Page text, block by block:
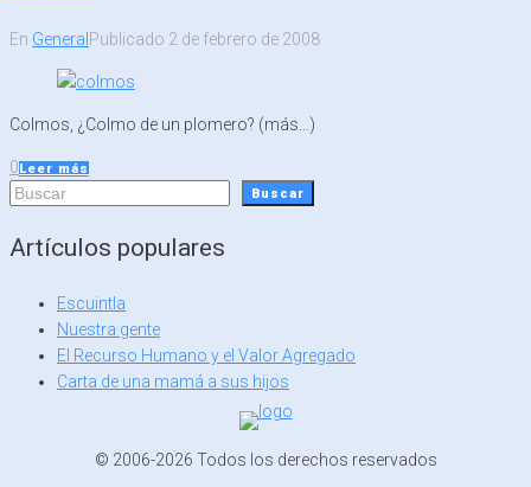
En General Publicado 2 de febrero de 2008
Colmos, ¿Colmo de un plomero? (más…)
0 Leer más
Buscar Buscar
Artículos populares
Escuintla
Nuestra gente
El Recurso Humano y el Valor Agregado
Carta de una mamá a sus hijos
© 2006-2026 Todos los derechos reservados